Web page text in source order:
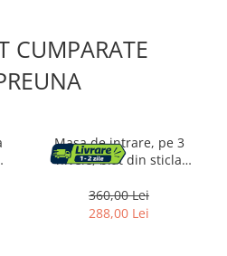
CUMPARATE
Masa de intrare, pe 3
nivele, blat din sticla
30x100x73cm, auriu
360,00 Lei
288,00 Lei